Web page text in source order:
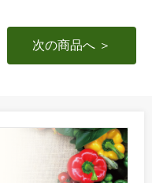
次の商品へ ＞